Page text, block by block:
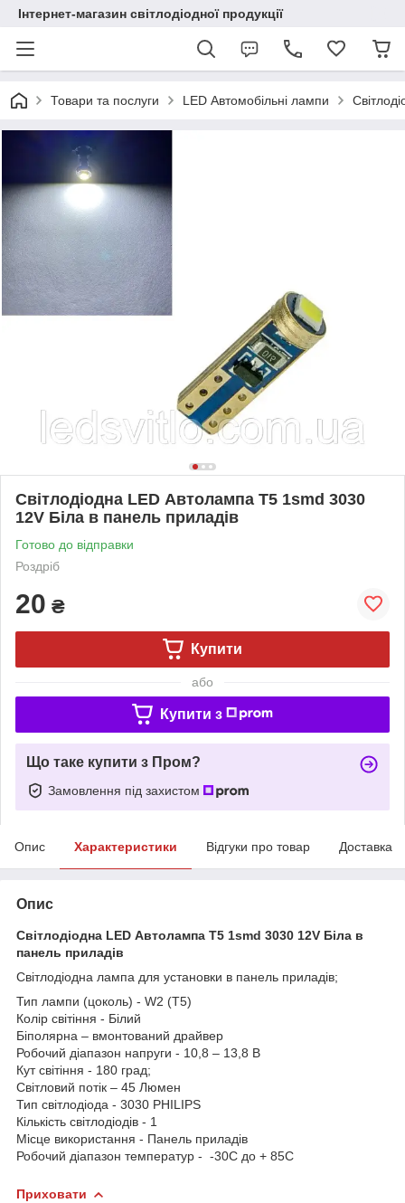
Інтернет-магазин світлодіодної продукції
Товари та послуги LED Автомобільні лампи
Світлодіодна LED Автолампа T5 1smd 3030
12V Біла в панель приладів
Готово до відправки
Роздріб
20 ₴
Купити
або
Купити з
Що таке купити з Пром?
Замовлення під захистом
Опис Характеристики Відгуки про товар Доставка
Опис
Світлодіодна LED Автолампа T5 1smd 3030 12V Біла в
панель приладів
Світлодіодна лампа для установки в панель приладів;
Тип лампи (цоколь) - W2 (T5)
Колір світіння - Білий
Біполярна – вмонтований драйвер
Робочий діапазон напруги - 10,8 – 13,8 В
Кут світіння - 180 град;
Світловий потік – 45 Люмен
Тип світлодіода - 3030 PHILIPS
Кількість світлодіодів - 1
Місце використання - Панель приладів
Робочий діапазон температур - -30С до + 85С
Приховати